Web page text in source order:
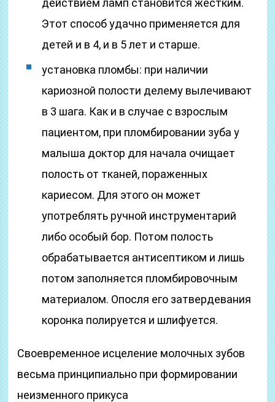
действием ламп становится жестким.
Этот способ удачно применяется для
детей и в 4, и в 5 лет и старше.
установка пломбы: при наличии
кариозной полости делему вылечивают
в 3 шага. Как и в случае с взрослым
пациентом, при пломбировании зуба у
малыша доктор для начала очищает
полость от тканей, пораженных
кариесом. Для этого он может
употреблять ручной инструментарий
либо особый бор. Потом полость
обрабатывается антисептиком и лишь
потом заполняется пломбировочным
материалом. Опосля его затвердевания
коронка полируется и шлифуется.
Своевременное исцеление молочных зубов
весьма принципиально при формировании
неизменного прикуса